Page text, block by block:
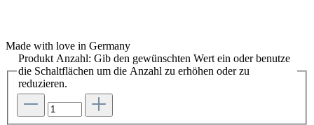
Made with love in Germany
Produkt Anzahl: Gib den gewünschten Wert ein oder benutze
die Schaltflächen um die Anzahl zu erhöhen oder zu
reduzieren.